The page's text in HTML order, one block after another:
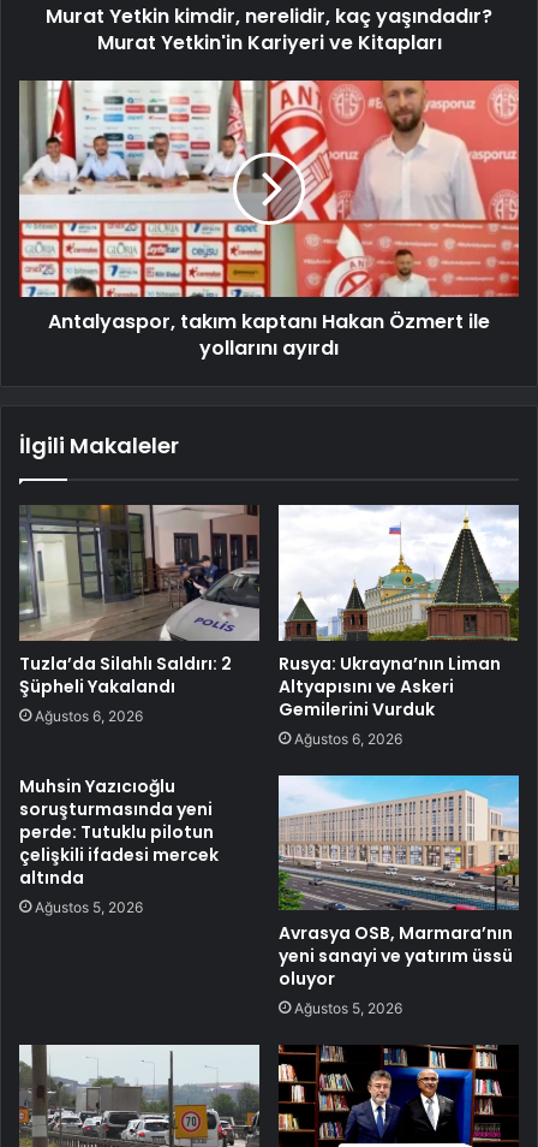
Murat Yetkin kimdir, nerelidir, kaç yaşındadır?
Murat Yetkin'in Kariyeri ve Kitapları
Antalyaspor, takım kaptanı Hakan Özmert ile
yollarını ayırdı
İlgili Makaleler
Tuzla’da Silahlı Saldırı: 2
Şüpheli Yakalandı
Ağustos 6, 2026
Rusya: Ukrayna’nın Liman
Altyapısını ve Askeri
Gemilerini Vurduk
Ağustos 6, 2026
Muhsin Yazıcıoğlu
soruşturmasında yeni
perde: Tutuklu pilotun
çelişkili ifadesi mercek
altında
Ağustos 5, 2026
Avrasya OSB, Marmara’nın
yeni sanayi ve yatırım üssü
oluyor
Ağustos 5, 2026